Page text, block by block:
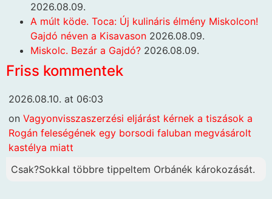
2026.08.09.
A múlt köde. Toca: Új kulináris élmény Miskolcon!
Gajdó néven a Kisavason 2026.08.09.
Miskolc. Bezár a Gajdó? 2026.08.09.
Friss kommentek
2026.08.10. at 06:03
on Vagyonvisszaszerzési eljárást kérnek a tiszások a
Rogán feleségének egy borsodi faluban megvásárolt
kastélya miatt
Csak?Sokkal többre tippeltem Orbánék károkozását.